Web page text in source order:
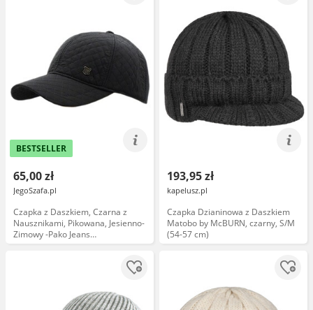
BESTSELLER
65,00 zł
JegoSzafa.pl
Czapka z Daszkiem, Czarna z
Nausznikami, Pikowana, Jesienno-
Zimowy -Pako Jeans
CPAPJNSDASZEK971
193,95 zł
kapelusz.pl
Czapka Dzianinowa z Daszkiem
Matobo by McBURN, czarny, S/M
(54-57 cm)